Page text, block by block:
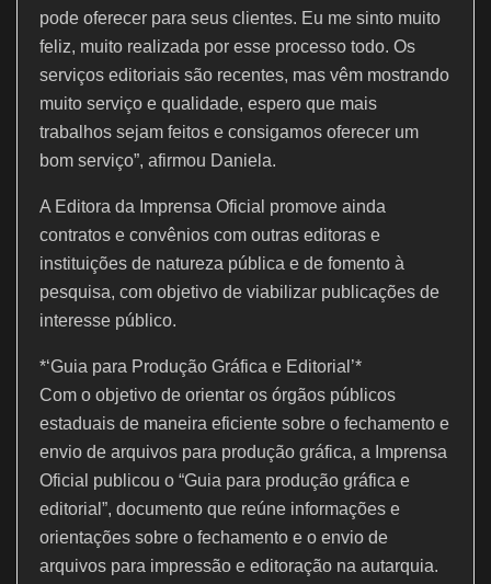
pode oferecer para seus clientes. Eu me sinto muito
feliz, muito realizada por esse processo todo. Os
serviços editoriais são recentes, mas vêm mostrando
muito serviço e qualidade, espero que mais
trabalhos sejam feitos e consigamos oferecer um
bom serviço”, afirmou Daniela.
A Editora da Imprensa Oficial promove ainda
contratos e convênios com outras editoras e
instituições de natureza pública e de fomento à
pesquisa, com objetivo de viabilizar publicações de
interesse público.
*‘Guia para Produção Gráfica e Editorial’*
Com o objetivo de orientar os órgãos públicos
estaduais de maneira eficiente sobre o fechamento e
envio de arquivos para produção gráfica, a Imprensa
Oficial publicou o “Guia para produção gráfica e
editorial”, documento que reúne informações e
orientações sobre o fechamento e o envio de
arquivos para impressão e editoração na autarquia.